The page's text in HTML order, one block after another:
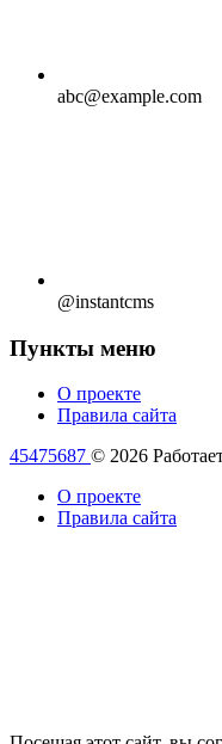
abc@example.com
@instantcms
Пункты меню
О проекте
Правила сайта
45475687 © 2026
О проекте
Правила сайта